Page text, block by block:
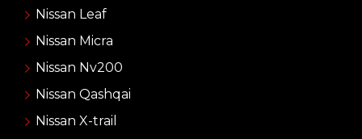
Nissan Leaf
Nissan Micra
Nissan Nv200
Nissan Qashqai
Nissan X-trail